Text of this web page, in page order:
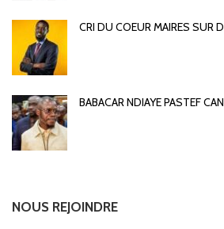
CRI DU COEUR MAIRES SUR
BABACAR NDIAYE PASTEF
NOUS REJOINDRE